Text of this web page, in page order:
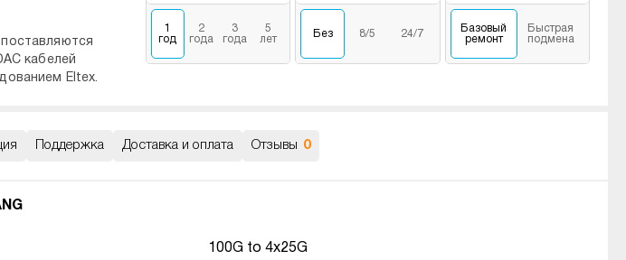
кабелей
Eltex.
1
год
2
года
3
года
5
лет
Без 8/5 24/7
Базовый
ремонт
Быстрая
подмена
Поддержка Доставка и оплата Отзывы 0
100G to 4x25G